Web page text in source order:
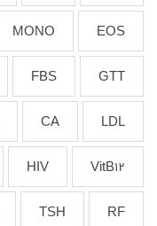
EOS
MONO
GTT
FBS
LDL
CA
VitB12
HIV
RF
TSH